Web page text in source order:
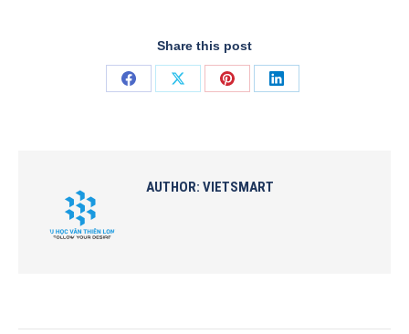
Share this post
Share
Share
Share
Share
AUTHOR: VIETSMART